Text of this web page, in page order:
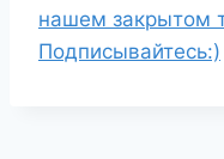
нашем закрытом
Подписывайтесь:)